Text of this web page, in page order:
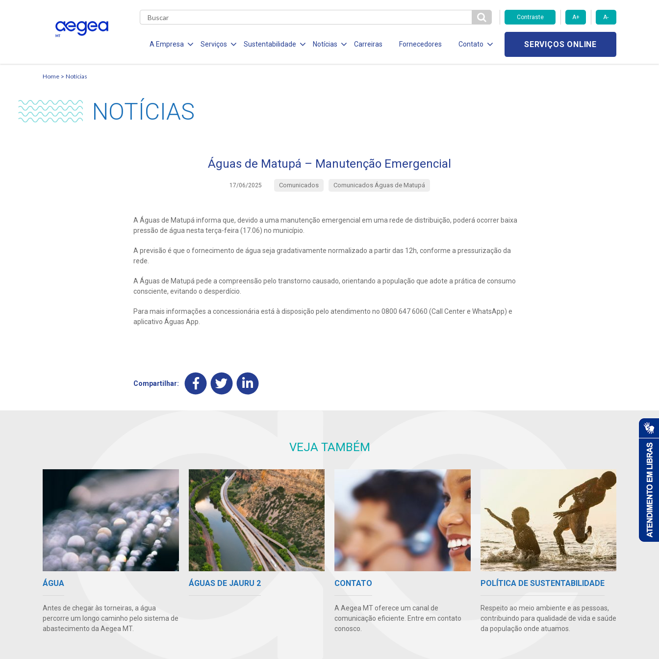
Contraste A+ A-
A Empresa Serviços Sustentabilidade Notícias Carreiras Fornecedores Contato SERVIÇOS ONLINE
Home Notícias
NOTÍCIAS
Águas de Matupá – Manutenção Emergencial
17/06/2025 Comunicados Comunicados Águas de Matupá
A Águas de Matupá informa que, devido a uma manutenção emergencial em uma rede de distribuição, poderá ocorrer baixa
pressão de água nesta terça-feira (17.06) no município.
A previsão é que o fornecimento de água seja gradativamente normalizado a partir das 12h, conforme a pressurização da
rede.
A Águas de Matupá pede a compreensão pelo transtorno causado, orientando a população que adote a prática de consumo
consciente, evitando o desperdício.
Para mais informações a concessionária está à disposição pelo atendimento no 0800 647 6060 (Call Center e WhatsApp) e
aplicativo Águas App.
Compartilhar:
VEJA TAMBÉM
ÁGUA
Antes de chegar às torneiras, a água
percorre um longo caminho pelo sistema de
abastecimento da Aegea MT.
ÁGUAS DE JAURU 2 CONTATO
A Aegea MT oferece um canal de
comunicação eficiente. Entre em contato
conosco.
POLÍTICA DE SUSTENTABILIDADE
Respeito ao meio ambiente e as pessoas,
contribuindo para qualidade de vida e saúde
da população onde atuamos.